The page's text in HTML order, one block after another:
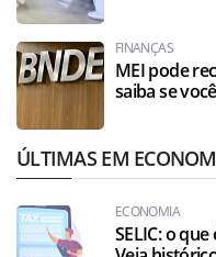
FINANÇAS
MEI pode
saiba se
ÚLTIMAS EM
ECONOMIA
SELIC: o